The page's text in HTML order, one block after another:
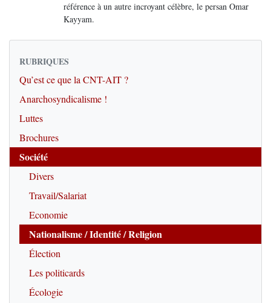
référence à un autre incroyant célèbre, le persan Omar
Kayyam.
RUBRIQUES
Qu’est ce que la CNT-AIT ?
Anarchosyndicalisme !
Luttes
Brochures
Société
Divers
Travail/Salariat
Economie
Nationalisme / Identité / Religion
Élection
Les politicards
Écologie